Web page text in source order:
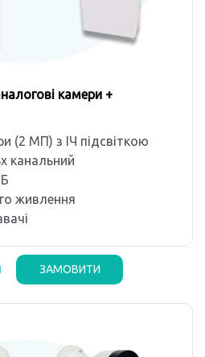
камери +
(2 MП) з ІЧ підсвіткою
канальний
живлення
ЗАМОВИТИ